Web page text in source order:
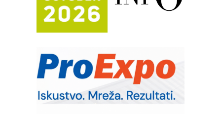
Automatizacija pakovanja · Display
(Shelf-Ready) omotnice
Potpuna efikasnost bez složenih
Trajna oznaka kao dugoročna korist
Bezbednost na prvom mestu!
IB BLUMENAUER - više od 40 godina
poverenja u industriji